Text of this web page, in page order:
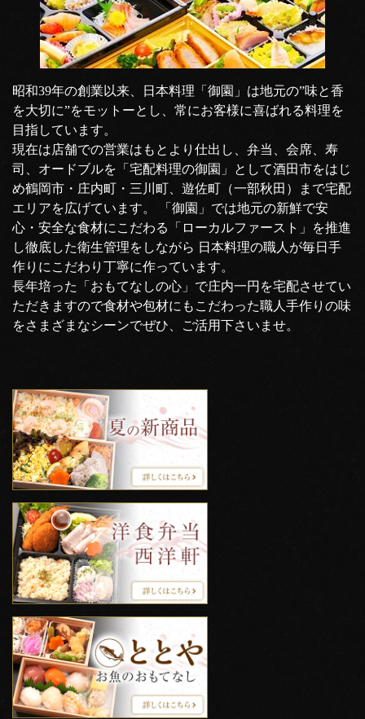
昭和39年の創業以来、日本料理「御園」は地元の”味と香
を大切に”をモットーとし、常にお客様に喜ばれる料理を
目指しています。
現在は店舗での営業はもとより仕出し、弁当、会席、寿
司、オードブルを「宅配料理の御園」として酒田市をはじ
め鶴岡市・庄内町・三川町、遊佐町（一部秋田）まで宅配
エリアを広げています。 「御園」では地元の新鮮で安
心・安全な食材にこだわる「ローカルファースト」を推進
し徹底した衛生管理をしながら 日本料理の職人が毎日手
作りにこだわり丁寧に作っています。
長年培った「おもてなしの心」で庄内一円を宅配させてい
ただきますので食材や包材にもこだわった職人手作りの味
をさまざまなシーンでぜひ、ご活用下さいませ。